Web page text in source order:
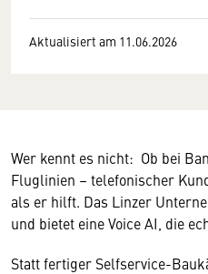
Aktualisiert am 11.06.2026
Wer kennt es nicht: Ob bei
Fluglinien – telefonischer
als er hilft. Das Linzer
und bietet eine Voice AI, die
Statt fertiger Selfservice-